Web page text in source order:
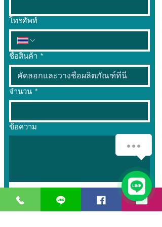
โทรศัพท์
ชื่อสินค้า *
จำนวน *
ข้อความ